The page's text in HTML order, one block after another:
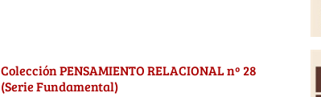
Colección PENSAMIENTO RELACIONAL nº 28
(Serie Fundamental)